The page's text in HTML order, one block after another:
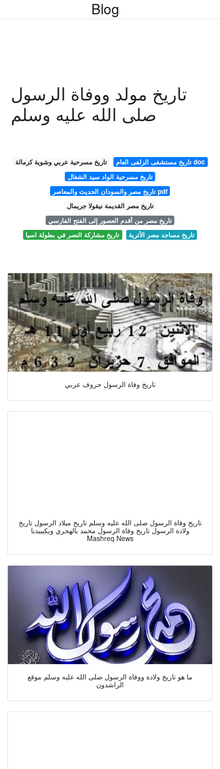
Blog
تاريخ مولد ووفاة الرسول
صلى الله عليه وسلم
تاريخ مسرحية عربي وشوية كرمالة
تاريخ مستشفى الزلفى العام doc
تاريخ مسرحية الواد سيد الشغال
تاريخ مصر والسودان الحديث والمعاصر pdf
تاريخ مصر القديمة نيقولا جريمال
تاريخ مصر من أقدم العصور إلى الفتح الفارسي
تاريخ مشاركة النصر في بطولة اسيا
تاريخ مساجد مصر الأثرية
تاريخ وفاة الرسول حروف عربي
تاريخ وفاة الرسول صلى الله عليه وسلم تاريخ ميلاد الرسول تاريخ
ولادة الرسول تاريخ وفاة الرسول محمد بالهجري ويكيبيديا
Mashreq News
ما هو تاريخ ولادة ووفاة الرسول صلى الله عليه وسلم موقع
الراشدون